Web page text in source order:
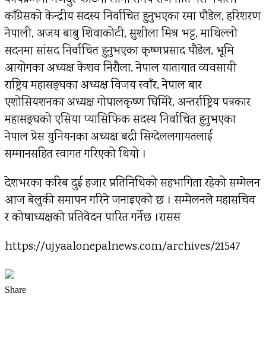
काँग्रेसको केन्द्रीय सदस्य निर्वाचित हुनुभएका रमा पौडेल, हरिशरण
नेपाली, अजय बाबु शिवाकोटी, सुशीला मिश्र भट्ट, माथिल्लो
सदनमा सांसद निर्वाचित हुनुभएका कृष्णप्रसाद पौडेल, भूमि
आयोगका अध्यक्ष केशव निरौला, नेपाल यातायात व्यवसायी
राष्ट्रिय महासङ्घका अध्यक्ष विजय स्वाँर, नेपाल बार
एशोसियशनका अध्यक्ष गोपालकृष्ण घिमिरे, अन्तर्राष्ट्रिय पत्रकार
महासङ्घको एसिया प्यासिफिक सदस्य निर्वाचित हुनुभएका
नेपाल प्रेस युनियनका अध्यक्ष बद्री सिग्देललगायतलाई
सम्मानसहित स्वागत गरिएको थियो ।
देशभरका करिब दुई हजार प्रतिनिधिको सहभागिता रहेको सम्मेलन
आज बेलुकी समापन गरिने जनाइएको छ । सम्मेलनले महासचिव
र कोषाध्यक्षको प्रतिवेदन पारित गर्नेछ ।रासस
https://ujyaalonepalnews.com/archives/21547
Share